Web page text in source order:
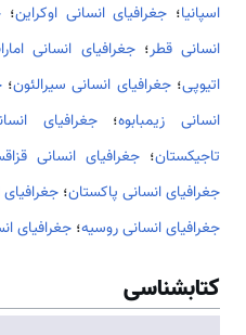
اسپانیا؛ جغرافیای انسانی اوکراین؛
انسانی قطر؛جغرافیای انسانی
اتیوپی؛جغرافیای انسانی سیرالئون؛
انسانی زیمبابوه؛جغرافیای
تاجیکستان؛ جغرافیای انسانی
جغرافیای انسانی پاکستان؛
جغرافیای انسانی روسیه؛ جغرافیای
کتابشناسی